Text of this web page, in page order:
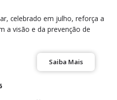
celebrado em julho, reforça a
a visão e da prevenção de
Saiba Mais